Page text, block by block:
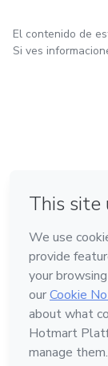
El contenido de
Si ves
Hecho con❤ en
Conoce
Idioma
Español